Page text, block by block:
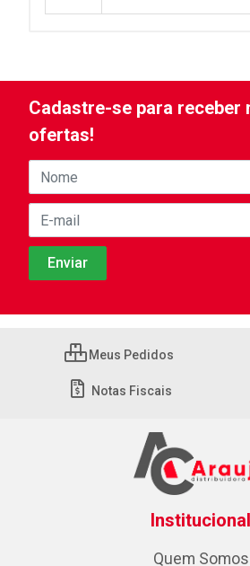
Cadastre-se para receber
ofertas!
Meus Pedidos
Notas Fiscais
Institucional
Quem Somos